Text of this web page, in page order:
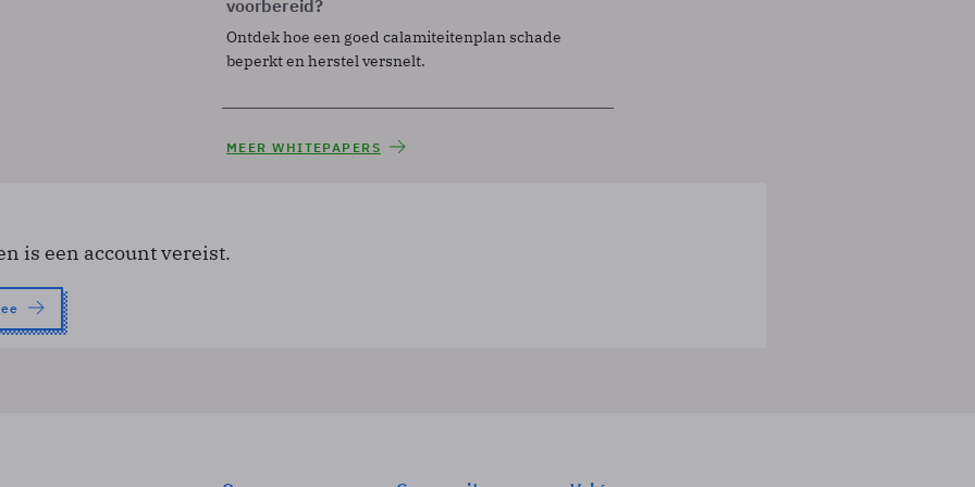
voorbereid?
Ontdek hoe een goed calamiteitenplan schade
beperkt en herstel versnelt.
MEER WHITEPAPERS
is een account vereist.